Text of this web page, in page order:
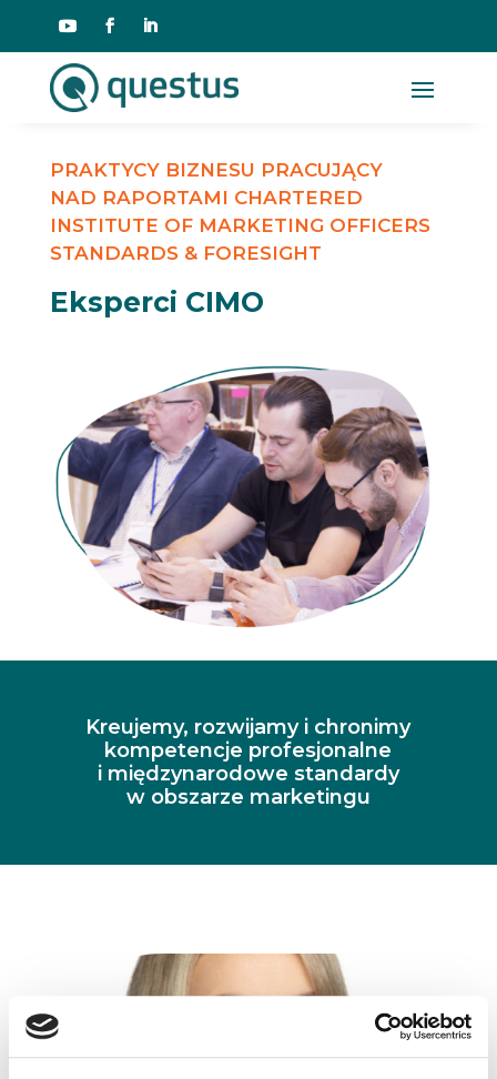
PRAKTYCY BIZNESU PRACUJĄCY
NAD RAPORTAMI CHARTERED
INSTITUTE OF MARKETING OFFICERS
STANDARDS & FORESIGHT
Eksperci CIMO
Kreujemy, rozwijamy i chronimy
kompetencje profesjonalne
i międzynarodowe standardy
w obszarze marketingu